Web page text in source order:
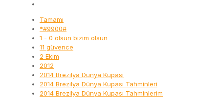
Tamamı
*#9900#
1 - 0 olsun bizim olsun
11 güvence
2 Ekim
2012
2014 Brezilya Dünya Kupası
2014 Brezilya Dünya Kupası Tahminleri
2014 Brezilya Dünya Kupası Tahminlerim